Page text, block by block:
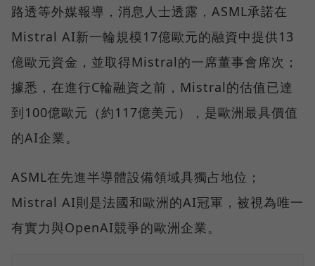
路透等外媒報導，消息人士透露，ASML承諾在
Mistral AI新一輪規模17億歐元的融資中提供13
億歐元資金，並取得Mistral的一席董事會席次；
據悉，在進行C輪融資之前，Mistral的估值已達
到100億歐元（約117億美元），是歐洲最具價值
的AI企業。
ASML在先進半導體設備領域具獨占地位；
Mistral AI則是法國和歐洲的AI冠軍，被視為唯一
有實力與OpenAI競爭的歐洲企業。